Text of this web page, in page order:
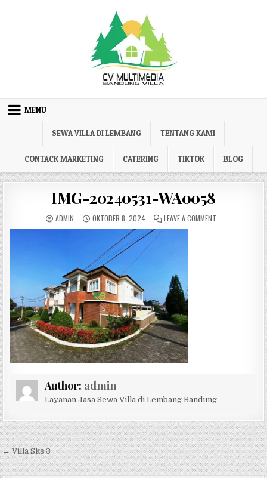
MENU
SEWA VILLA DI LEMBANG TENTANG KAMI
CONTACK MARKETING CATERING TIKTOK BLOG
IMG-20240531-WA0058
AUTHOR:
ADMIN PUBLISHED DATE:
OKTOBER 8, 2024 LEAVE A COMMENT ON IMG-
Author: admin
Layanan Jasa Sewa Villa di Lembang Bandung
Navigasi pos
← Villa Sks 3